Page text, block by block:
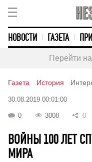
НОВОСТИ ГАЗЕТА
Перейти
Газета История
30.08.2019 00:01:00
0 3008 0
ВОЙНЫ 100 ЛЕТ
МИРА